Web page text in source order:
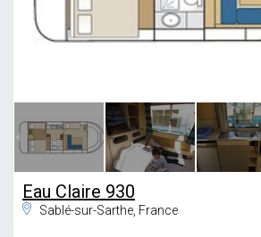
Eau Claire 930
Sablé-sur-Sarthe, France